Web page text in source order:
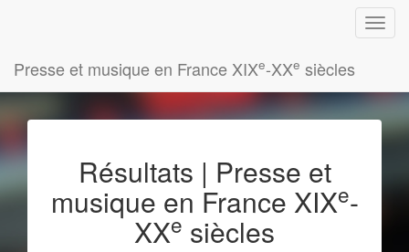
Presse et musique en France XIXe-XXe siècles
Résultats | Presse et
musique en France XIXe-
XXe siècles